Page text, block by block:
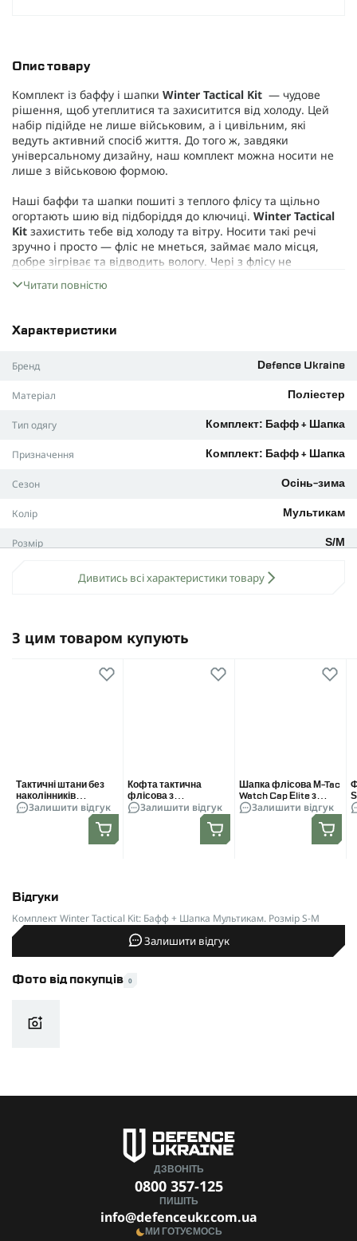
Опис товару
Комплект із баффу і шапки Winter Tactical Kit — чудове
рішення, щоб утеплитися та захиситится від холоду. Цей
набір підійде не лише військовим, а і цивільним, які
ведуть активний спосіб життя. До того ж, завдяки
універсальному дизайну, наш комплект можна носити не
лише з військовою формою.
Наші баффи та шапки пошиті з теплого флісу та щільно
огортають шию від підборіддя до ключиці. Winter Tactical
Kit захистить тебе від холоду та вітру. Носити такі речі
зручно і просто — фліс не мнеться, займає мало місця,
добре зігріває та відводить вологу. Чері з флісу не
швидко сохнуть.
Матеріал
характеристикам легендарному Polartec. Цей матеріал
голова не впріють.
Фліс не боїться бактерій, дуже добре тягнеться та не
швидко висихає та не втрачає своїх властивостей після
Щільність 270 г/м².
Кольори: мультикам, піксель, койот, олива, чорний.
Читати повністю
Характеристики
Бренд Defence Ukraine
Матеріал Поліестер
Тип одягу Комплект: Бафф + Шапка
Призначення Комплект: Бафф + Шапка
Сезон Осінь-зима
Колір Мультикам
Розмір S/M
Дивитись всі характеристики товару
З цим товаром купують
Тактичні штани без
наколінників
SPECPROM G3
Combat Pants. Колір
Залишити відгук
Кофта тактична
флісова з
капюшоном.
Залишити відгук
Шапка флісова M-Tac
Watch Cap Elite з
Velcro. Койот
Залишити відгук
Відгуки
Комплект Winter Tactical Kit: Бафф + Шапка Мультикам. Розмір S-M
Залишити відгук
Фото від покупців 0
ДЗВОНІТЬ
0800 357-125
ПИШІТЬ
info@defenceukr.com.ua
МИ ГОТУЄМОСЬ